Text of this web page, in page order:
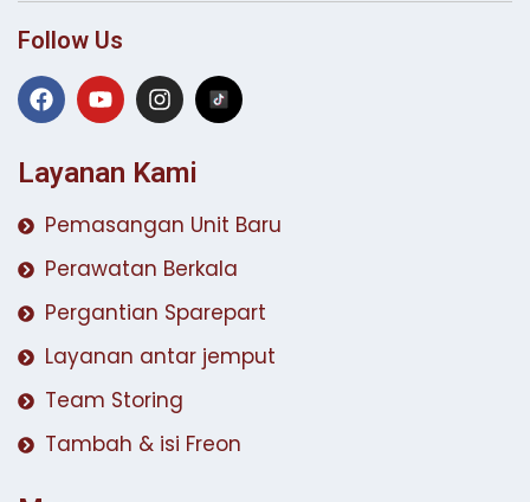
Follow Us
Layanan Kami
Pemasangan Unit Baru
Perawatan Berkala
Pergantian Sparepart
Layanan antar jemput
Team Storing
Tambah & isi Freon